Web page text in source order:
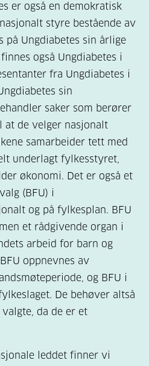
er også en demokratisk
styre bestående av
på Ungdiabetes sin årlige
også Ungdiabetes i
fra Ungdiabetes i
sin
saker som berører
at de velger nasjonalt
samarbeider tett med
underlagt fylkesstyret,
økonomi. Det er også et
(BFU) i
og på fylkesplan. BFU
et rådgivende organ i
arbeid for barn og
oppnevnes av
og BFU i
De behøver altså
da de er et
leddet finner vi